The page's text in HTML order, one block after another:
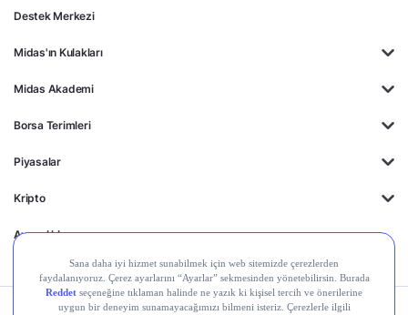
Destek Merkezi
Midas'ın Kulakları
Midas Akademi
Borsa Terimleri
Piyasalar
Kripto
Ayrıcalıklar